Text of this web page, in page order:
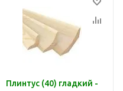
Плинтус (40) гладкий -